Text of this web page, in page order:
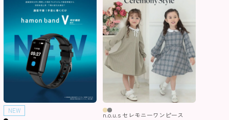
NEW n.o.u.s セレモニーワンピース